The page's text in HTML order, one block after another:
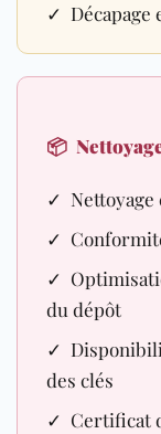
✓ Décapage
📦
✓ Nettoyage
✓
✓
du dépôt
✓
des clés
✓ Certificat